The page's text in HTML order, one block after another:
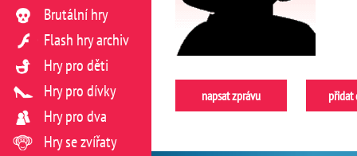
napsat zprávu přidat
Brutální hry
Flash hry archiv
Hry pro děti
Hry pro dívky
Hry pro dva
Hry se zvířaty